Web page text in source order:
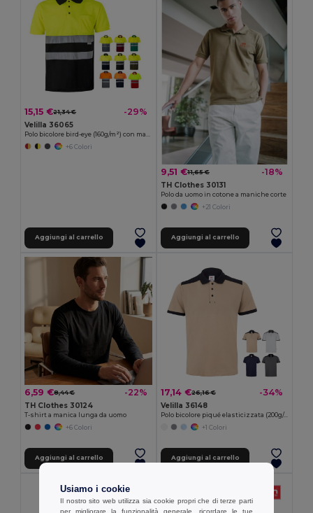
15,15 €21,34 € -29%
Velilla 36065
+6 Colori
Aggiungi al carrello
9,51 €11,65 € -18%
TH Clothes 30131
Polo da uomo in cotone a maniche corte
+21 Colori
Aggiungi al carrello
6,59 €8,44 € -22%
TH Clothes 30124
T-shirt a manica lunga da uomo
+6 Colori
Aggiungi al carrello
17,14 €26,16 € -34%
Velilla 36148
Polo bicolore piqué elasticizzata (200g/m²) con maniche corte, in poliestere (96%) ed elastan (4%)
+1 Colori
Aggiungi al carrello
Usiamo i cookie
Il nostro sito web utilizza sia cookie propri che di terze parti
per migliorare la funzionalità generale, ricordare le tue